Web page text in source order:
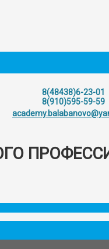
8(48438)6-23-01
8(910)595-59-59